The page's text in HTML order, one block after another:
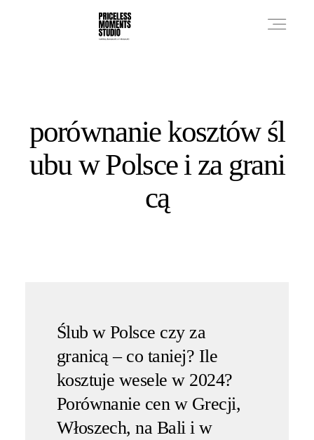
porównanie kosztów śl
ubu w Polsce i za grani
cą
Ślub w Polsce czy za
granicą – co taniej? Ile
kosztuje wesele w 2024?
Porównanie cen w Grecji,
Włoszech, na Bali i w
PHOTO WORKS
VIDEO WORKS